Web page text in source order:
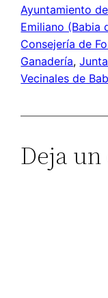
Ayuntamiento
Emiliano (Babia
Consejería de
Ganadería,
Vecinales de
Deja